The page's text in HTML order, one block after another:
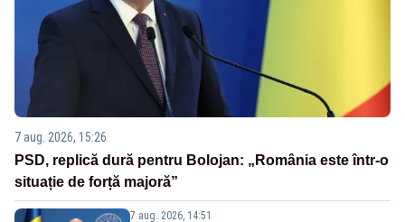
7 aug. 2026, 15:26
PSD, replică dură pentru Bolojan: „România este într-o
situație de forță majoră”
7 aug. 2026, 14:51